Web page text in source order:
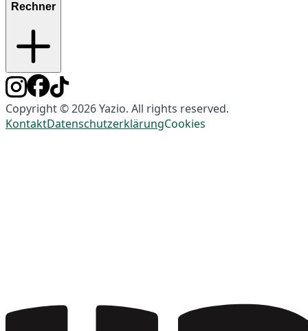
Rechner
Copyright © 2026 Yazio. All rights reserved.
KontaktDatenschutzerklärungCookies